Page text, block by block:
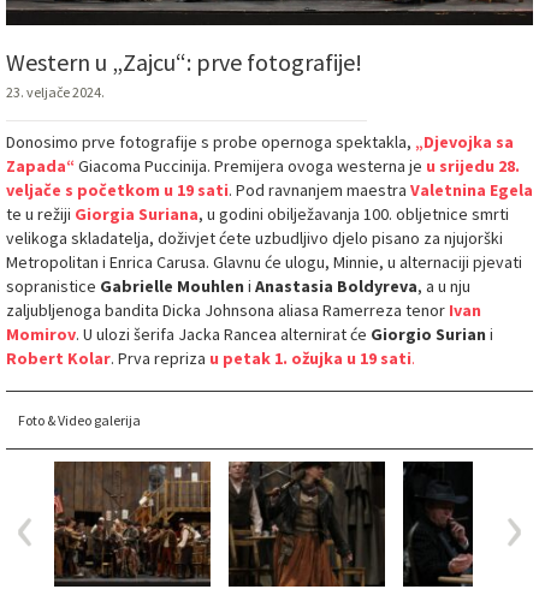
Western u „Zajcu“: prve fotografije!
23. veljače 2024.
Donosimo prve fotografije s probe opernoga spektakla, „Djevojka sa
Zapada“ Giacoma Puccinija. Premijera ovoga westerna je u srijedu 28.
veljače s početkom u 19 sati. Pod ravnanjem maestra Valetnina Egela
te u režiji Giorgia Suriana, u godini obilježavanja 100. obljetnice smrti
velikoga skladatelja, doživjet ćete uzbudljivo djelo pisano za njujorški
Metropolitan i Enrica Carusa. Glavnu će ulogu, Minnie, u alternaciji pjevati
sopranistice Gabrielle Mouhlen i Anastasia Boldyreva, a u nju
zaljubljenoga bandita Dicka Johnsona aliasa Ramerreza tenor Ivan
Momirov. U ulozi šerifa Jacka Rancea alternirat će Giorgio Surian i
Robert Kolar. Prva repriza u petak 1. ožujka u 19 sati.
Foto & Video galerija